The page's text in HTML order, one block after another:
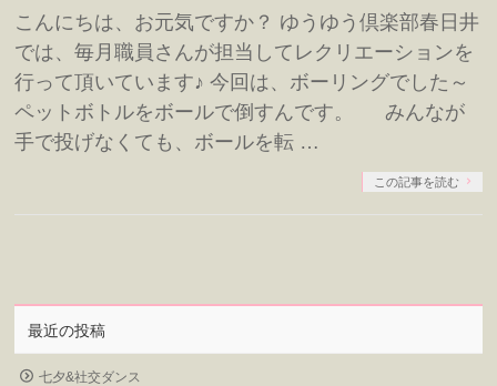
こんにちは、お元気ですか？ ゆうゆう倶楽部春日井
では、毎月職員さんが担当してレクリエーションを
行って頂いています♪ 今回は、ボーリングでした～
ペットボトルをボールで倒すんです。 みんなが
手で投げなくても、ボールを転 …
この記事を読む
最近の投稿
七夕&社交ダンス